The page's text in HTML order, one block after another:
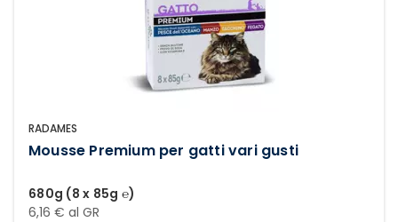
RADAMES
Mousse Premium per gatti vari gusti
680g (8 x 85g ℮)
6,16 € al GR